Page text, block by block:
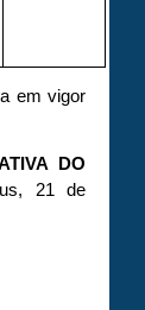
em vigor
DO
21 de